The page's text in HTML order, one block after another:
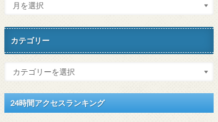
カテゴリー
24時間アクセスランキング